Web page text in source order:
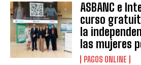
ASBANC e
curso
la
las mujeres
PAGOS ONLINE